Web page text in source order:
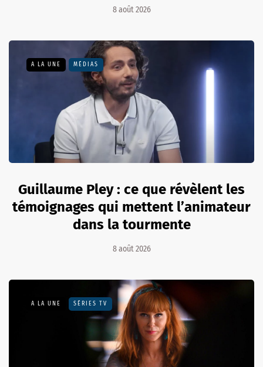
8 août 2026
A LA UNE MÉDIAS
Guillaume Pley : ce que révèlent les
témoignages qui mettent l’animateur
dans la tourmente
8 août 2026
A LA UNE SÉRIES TV